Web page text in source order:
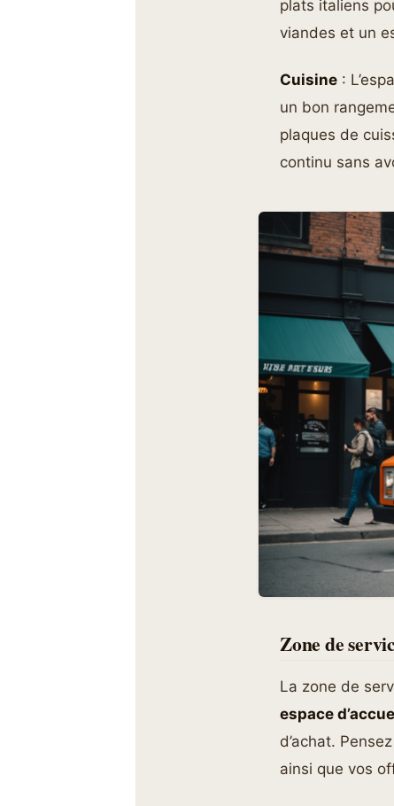
plats italiens
viandes et un
Cuisine :
un bon
plaques de
continu sans
Zone de
La zone de
espace
d’achat.
ainsi que vos